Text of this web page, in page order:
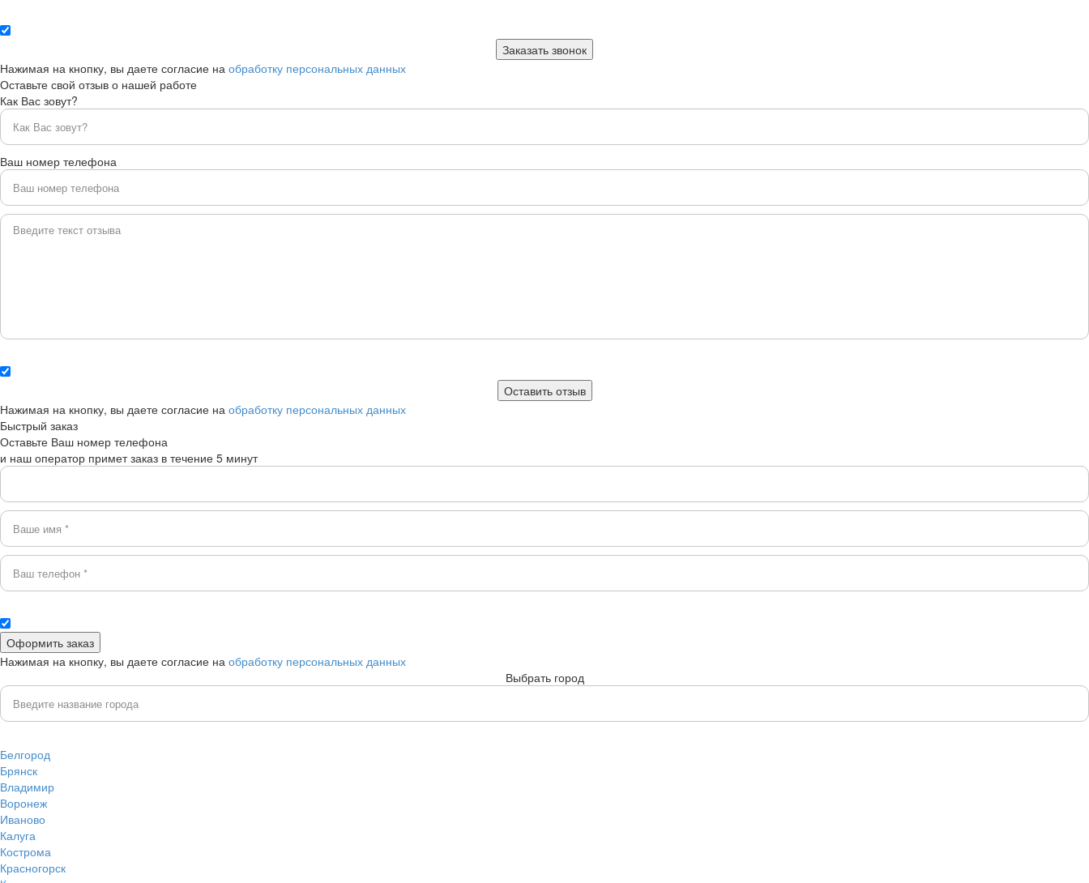
Нажимая на кнопку, вы даете согласие на обработку персональных данных
Оставьте свой отзыв о нашей работе
Как Вас зовут?
Ваш номер телефона
Нажимая на кнопку, вы даете согласие на обработку персональных данных
Быстрый заказ
Оставьте Ваш номер телефона
и наш оператор примет заказ в течение 5 минут
Нажимая на кнопку, вы даете согласие на обработку персональных данных
Выбрать город
Белгород
Брянск
Владимир
Воронеж
Иваново
Калуга
Кострома
Красногорск